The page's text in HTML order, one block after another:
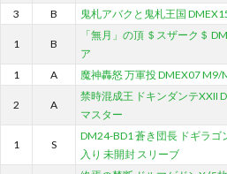
3
B 鬼札アバクと鬼札王国
1 B
「無月」の頂 ＄スザーク＄
ア
1 A 魔神轟怒 万軍投 DMEX07 M9/
2 A
禁時混成王 ドキンダンテXXII
マスター
1 S
DM24-BD1 蒼き団長 ドギラゴ
入り 未開封 スリーブ